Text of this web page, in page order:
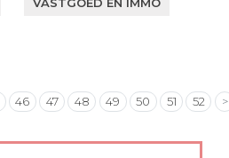
VASTGOED EN IMMO
46 47 48 49 50 51 52 >